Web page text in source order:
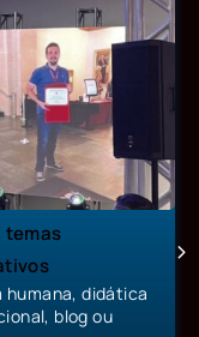
temas
humana, didática
blog ou